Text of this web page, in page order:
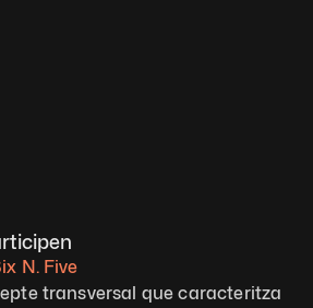
N. Five
transversal que caracteritza